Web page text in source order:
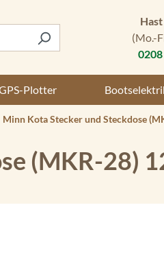
(Mo.-
Plotter
Minn Kota Stecker und Steckdose
(MKR-28)